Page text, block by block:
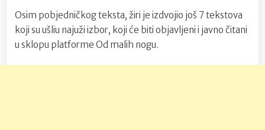
Osim pobjedničkog teksta, žiri je izdvojio još 7 tekstova
koji su ušliu najuži izbor, koji će biti objavljeni i javno čitani
u sklopu platforme Od malih nogu.